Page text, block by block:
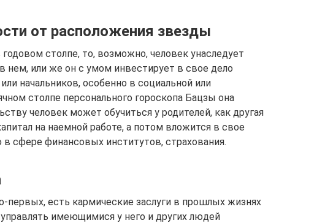
от расположения звезды
столпе, то, возможно, человек унаследует
нем, или же он с умом инвестирует в свое дело
начальников, особенно в социальной или
столпе персонального гороскопа Бацзы она
человек может обучиться у родителей, как другая
на наемной работе, а потом вложится в свое
сфере финансовых институтов, страхования.
первых, есть кармические заслуги в прошлых жизнях
имеющимися у него и других людей